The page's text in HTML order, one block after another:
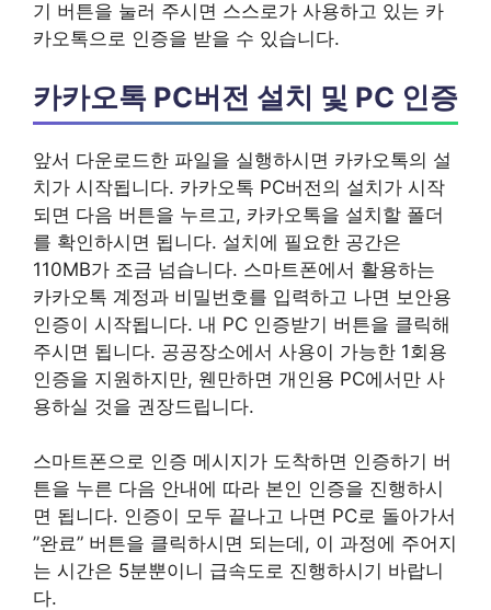
기 버튼을 눌러 주시면 스스로가 사용하고 있는 카
카오톡으로 인증을 받을 수 있습니다.
카카오톡 PC버전 설치 및 PC 인증
앞서 다운로드한 파일을 실행하시면 카카오톡의 설
치가 시작됩니다. 카카오톡 PC버전의 설치가 시작
되면 다음 버튼을 누르고, 카카오톡을 설치할 폴더
를 확인하시면 됩니다. 설치에 필요한 공간은
110MB가 조금 넘습니다. 스마트폰에서 활용하는
카카오톡 계정과 비밀번호를 입력하고 나면 보안용
인증이 시작됩니다. 내 PC 인증받기 버튼을 클릭해
주시면 됩니다. 공공장소에서 사용이 가능한 1회용
인증을 지원하지만, 웬만하면 개인용 PC에서만 사
용하실 것을 권장드립니다.
스마트폰으로 인증 메시지가 도착하면 인증하기 버
튼을 누른 다음 안내에 따라 본인 인증을 진행하시
면 됩니다. 인증이 모두 끝나고 나면 PC로 돌아가서
”완료” 버튼을 클릭하시면 되는데, 이 과정에 주어지
는 시간은 5분뿐이니 급속도로 진행하시기 바랍니
다.